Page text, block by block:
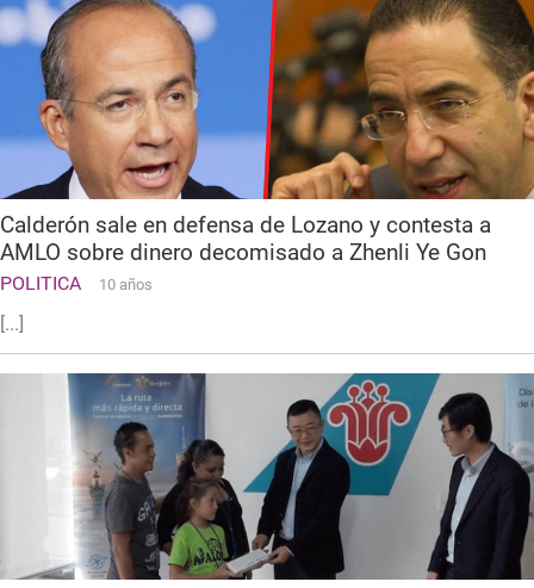
Calderón sale en defensa de Lozano y contesta a
AMLO sobre dinero decomisado a Zhenli Ye Gon
POLITICA 10 años
[...]